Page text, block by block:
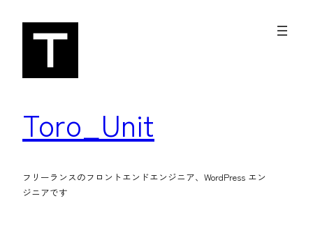
Toro_Unit
フリーランスのフロントエンドエンジニア、WordPress エン
ジニアです